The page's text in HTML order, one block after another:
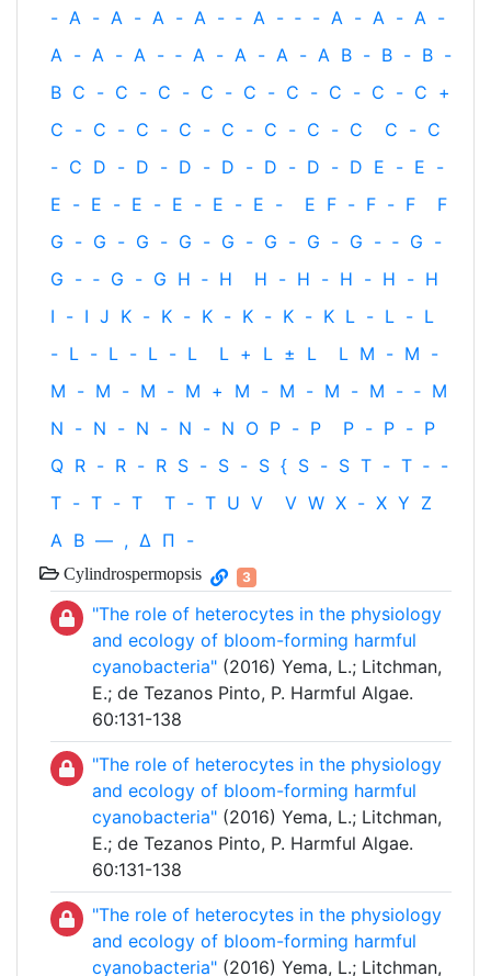
- A - A - A - A - ‐ A - ‐ - A - A - A -
A - A - A - ‐ A - A - A - A B - B - B -
B C - C - C - C - C - C - C - C - C +
C - C - C - C - C - C - C - C C - C
- C D - D - D - D - D - D - D E - E -
E - E - E - E - E - E - E F - F - F
F
G - G - G - G - G - G - G - G - ‐ G -
G - ‐ G - G H ‐ H H - H - H - H - H
I - I J K - K - K - K - K - K L - L - L
- L - L - L - L L + L ± L L M - M -
M - M - M - M + M - M - M - M - ‐ M
N - N - N - N - N O P - P P - P - P
Q R - R - R S - S - S { S - S T - T ‐ -
T - T - T T - T U V V W X - X Y Z
Α Β — , Δ Π -
Cylindrospermopsis 3
"The role of heterocytes in the physiology
and ecology of bloom-forming harmful
cyanobacteria" (2016) Yema, L.; Litchman,
E.; de Tezanos Pinto, P. Harmful Algae.
60:131-138
"The role of heterocytes in the physiology
and ecology of bloom-forming harmful
cyanobacteria" (2016) Yema, L.; Litchman,
E.; de Tezanos Pinto, P. Harmful Algae.
60:131-138
"The role of heterocytes in the physiology
and ecology of bloom-forming harmful
cyanobacteria" (2016) Yema, L.; Litchman,